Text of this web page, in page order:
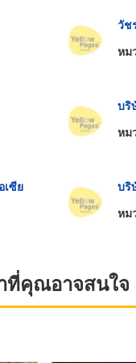
วัช
หม
บริ
หม
เซีย
บริ
หม
ที่คุณอาจสนใจ